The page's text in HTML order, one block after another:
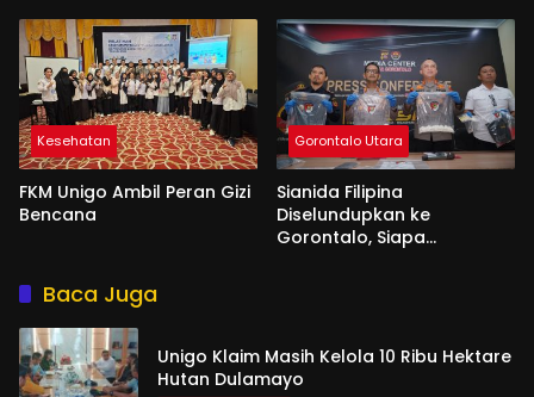
Kesehatan
FKM Unigo Ambil Peran Gizi
Bencana
Gorontalo Utara
Sianida Filipina
Diselundupkan ke
Gorontalo, Siapa
Baca Juga
Unigo Klaim Masih Kelola 10 Ribu Hektare
Hutan Dulamayo